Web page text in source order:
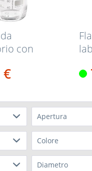
con
€
Apertura
Filetto GL 45
Colore
Bianco
Diametro